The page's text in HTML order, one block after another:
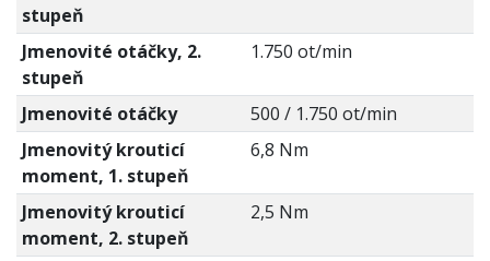
stupeň
Jmenovité otáčky, 2.
stupeň
1.750 ot/min
Jmenovité otáčky
500 / 1.750 ot/min
Jmenovitý krouticí
moment, 1. stupeň
6,8 Nm
Jmenovitý krouticí
moment, 2. stupeň
2,5 Nm